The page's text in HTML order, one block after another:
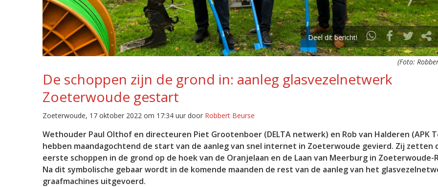
Deel dit bericht!
(Foto:
De schoppen zijn de grond in: aanleg glasvezelnetwerk
Zoeterwoude gestart
Zoeterwoude, 17 oktober 2022 om 17:34 uur door Robbert Beurse
Wethouder Paul Olthof en directeuren Piet Grootenboer (DELTA netwerk) en Rob van Halderen (APK
hebben maandagochtend de start van de aanleg van snel internet in Zoeterwoude gevierd. Zij zetten
eerste schoppen in de grond op de hoek van de Oranjelaan en de Laan van Meerburg in Zoeterwoude-
Na dit symbolische gebaar wordt in de komende maanden de rest van de aanleg van het
graafmachines uitgevoerd.